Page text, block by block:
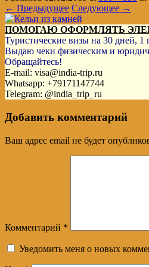
← Предыдущее Следующее →
ПОМОГАЮ ОФОРМЛЯТЬ
Туристические визы на 30 дней, 1
Выдаю чеки физическим и
Обращайтесь!
E-mail: visa@india-trip.ru
Whatsapp: +79171147744
Telegram: @india_trip_ru
Добавить комментарий
Ваш адрес email не будет
Комментарий *
Уведомить меня о новых